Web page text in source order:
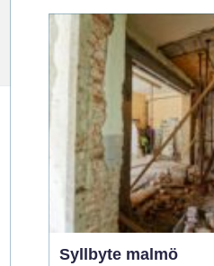
utförandet. Genom att
samordna entreprenörer,
hålla arbetsmiljöplanen
levande och s&aum...
Syllbyte malmö